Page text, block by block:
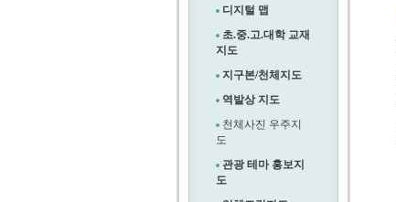
디지털 맵
초.중.고.대학 교재
지도
지구본/천체지도
역발상 지도
천체사진 우주지
도
관광 테마 홍보지
도